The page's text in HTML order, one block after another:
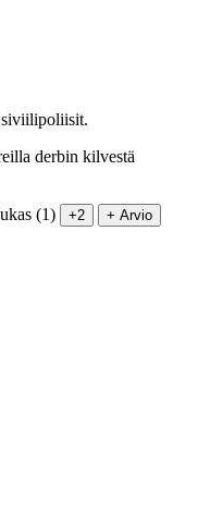
derbin kilvestä
(1) +2 + Arvio